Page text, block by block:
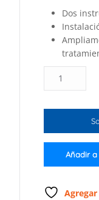
Dos
con
220/240
Volts
Añadir a